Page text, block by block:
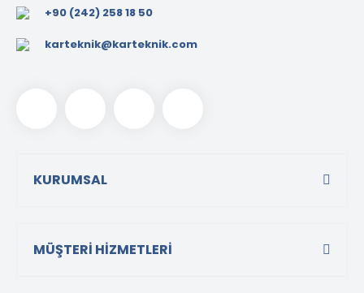
+90 (242) 258 18 50
karteknik@karteknik.com
KURUMSAL
MÜŞTERİ HİZMETLERİ